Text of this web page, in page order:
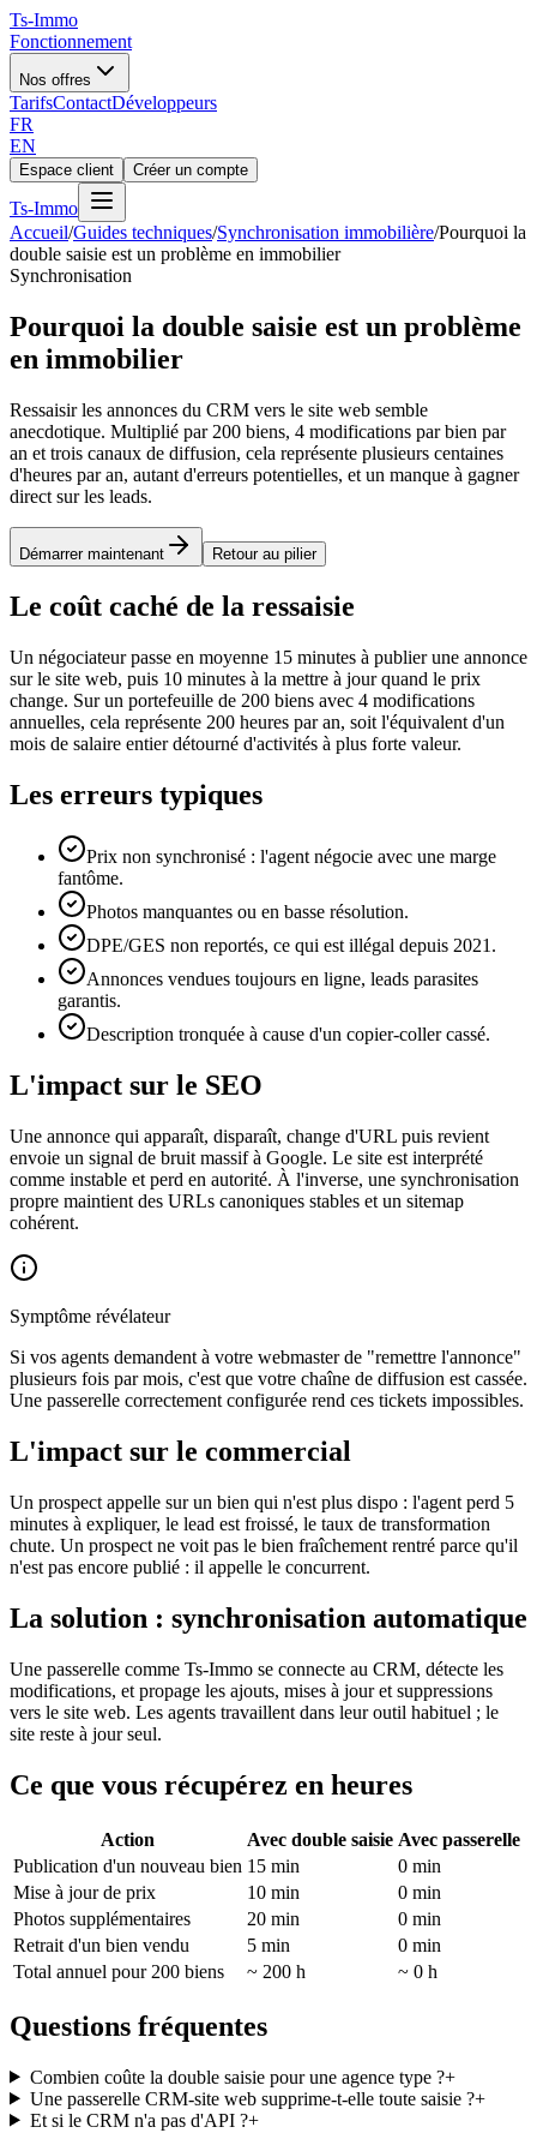
Ts-Immo
Fonctionnement
Nos offres
TarifsContactDéveloppeurs
FR
EN
Espace client Créer un compte
Ts-Immo
Accueil/Guides techniques/Synchronisation immobilière/Pourquoi la
double saisie est un problème en immobilier
Synchronisation
Pourquoi la double saisie est un problème
en immobilier
Ressaisir les annonces du CRM vers le site web semble
anecdotique. Multiplié par 200 biens, 4 modifications par bien par
an et trois canaux de diffusion, cela représente plusieurs centaines
d'heures par an, autant d'erreurs potentielles, et un manque à gagner
direct sur les leads.
Démarrer maintenant Retour au pilier
Le coût caché de la ressaisie
Un négociateur passe en moyenne 15 minutes à publier une annonce
sur le site web, puis 10 minutes à la mettre à jour quand le prix
change. Sur un portefeuille de 200 biens avec 4 modifications
annuelles, cela représente 200 heures par an, soit l'équivalent d'un
mois de salaire entier détourné d'activités à plus forte valeur.
Les erreurs typiques
Prix non synchronisé : l'agent négocie avec une marge
fantôme.
Photos manquantes ou en basse résolution.
DPE/GES non reportés, ce qui est illégal depuis 2021.
Annonces vendues toujours en ligne, leads parasites
garantis.
Description tronquée à cause d'un copier-coller cassé.
L'impact sur le SEO
Une annonce qui apparaît, disparaît, change d'URL puis revient
envoie un signal de bruit massif à Google. Le site est interprété
comme instable et perd en autorité. À l'inverse, une synchronisation
propre maintient des URLs canoniques stables et un sitemap
cohérent.
Symptôme révélateur
Si vos agents demandent à votre webmaster de "remettre l'annonce"
plusieurs fois par mois, c'est que votre chaîne de diffusion est cassée.
Une passerelle correctement configurée rend ces tickets impossibles.
L'impact sur le commercial
Un prospect appelle sur un bien qui n'est plus dispo : l'agent perd 5
minutes à expliquer, le lead est froissé, le taux de transformation
chute. Un prospect ne voit pas le bien fraîchement rentré parce qu'il
n'est pas encore publié : il appelle le concurrent.
La solution : synchronisation automatique
Une passerelle comme Ts-Immo se connecte au CRM, détecte les
modifications, et propage les ajouts, mises à jour et suppressions
vers le site web. Les agents travaillent dans leur outil habituel ; le
site reste à jour seul.
Ce que vous récupérez en heures
Action Avec double saisie Avec passerelle
Publication d'un nouveau bien 15 min
0 min
Mise à jour de prix
10 min
0 min
Photos supplémentaires
20 min
0 min
Retrait d'un bien vendu
5 min
0 min
Total annuel pour 200 biens
~ 200 h ~ 0 h
Questions fréquentes
Combien coûte la double saisie pour une agence type ?+
Une passerelle CRM-site web supprime-t-elle toute saisie ?+
Et si le CRM n'a pas d'API ?+